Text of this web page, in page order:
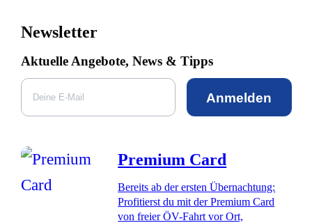
Newsletter
Aktuelle Angebote, News & Tipps
Anmelden
Premium Card
Bereits ab der ersten Übernachtung:
Profitierst du mit der Premium Card
von freier ÖV-Fahrt vor Ort,